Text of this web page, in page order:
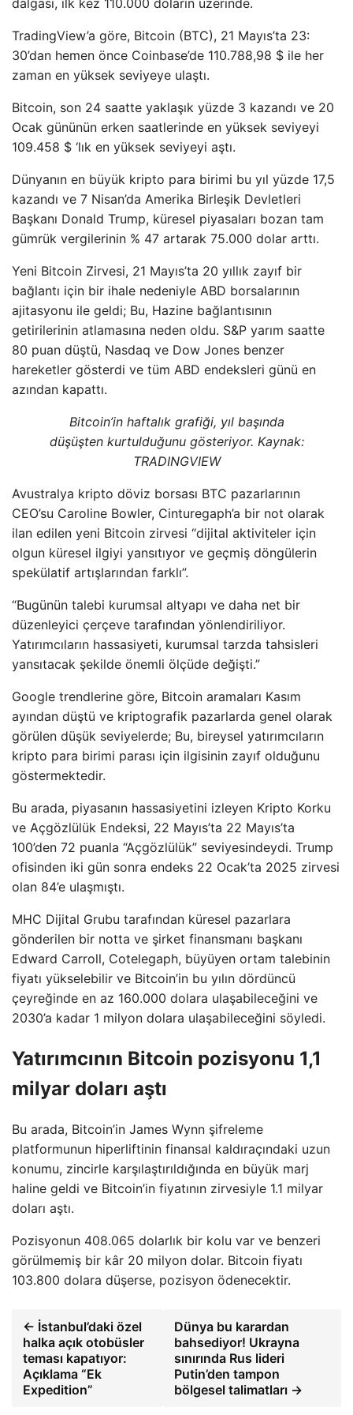
dalgası, ilk kez 110.000 doların üzerinde.
TradingView’a göre, Bitcoin (BTC), 21 Mayıs’ta 23:
30’dan hemen önce Coinbase’de 110.788,98 $ ile her
zaman en yüksek seviyeye ulaştı.
Bitcoin, son 24 saatte yaklaşık yüzde 3 kazandı ve 20
Ocak gününün erken saatlerinde en yüksek seviyeyi
109.458 $ ‘lık en yüksek seviyeyi aştı.
Dünyanın en büyük kripto para birimi bu yıl yüzde 17,5
kazandı ve 7 Nisan’da Amerika Birleşik Devletleri
Başkanı Donald Trump, küresel piyasaları bozan tam
gümrük vergilerinin % 47 artarak 75.000 dolar arttı.
Yeni Bitcoin Zirvesi, 21 Mayıs’ta 20 yıllık zayıf bir
bağlantı için bir ihale nedeniyle ABD borsalarının
ajitasyonu ile geldi; Bu, Hazine bağlantısının
getirilerinin atlamasına neden oldu. S&P yarım saatte
80 puan düştü, Nasdaq ve Dow Jones benzer
hareketler gösterdi ve tüm ABD endeksleri günü en
azından kapattı.
Bitcoin’in haftalık grafiği, yıl başında
düşüşten kurtulduğunu gösteriyor. Kaynak:
TRADINGVIEW
Avustralya kripto döviz borsası BTC pazarlarının
CEO’su Caroline Bowler, Cinturegaph’a bir not olarak
ilan edilen yeni Bitcoin zirvesi “dijital aktiviteler için
olgun küresel ilgiyi yansıtıyor ve geçmiş döngülerin
spekülatif artışlarından farklı”.
“Bugünün talebi kurumsal altyapı ve daha net bir
düzenleyici çerçeve tarafından yönlendiriliyor.
Yatırımcıların hassasiyeti, kurumsal tarzda tahsisleri
yansıtacak şekilde önemli ölçüde değişti.”
Google trendlerine göre, Bitcoin aramaları Kasım
ayından düştü ve kriptografik pazarlarda genel olarak
görülen düşük seviyelerde; Bu, bireysel yatırımcıların
kripto para birimi parası için ilgisinin zayıf olduğunu
göstermektedir.
Bu arada, piyasanın hassasiyetini izleyen Kripto Korku
ve Açgözlülük Endeksi, 22 Mayıs’ta 22 Mayıs’ta
100’den 72 puanla “Açgözlülük” seviyesindeydi. Trump
ofisinden iki gün sonra endeks 22 Ocak’ta 2025 zirvesi
olan 84’e ulaşmıştı.
MHC Dijital Grubu tarafından küresel pazarlara
gönderilen bir notta ve şirket finansmanı başkanı
Edward Carroll, Cotelegaph, büyüyen ortam talebinin
fiyatı yükselebilir ve Bitcoin’in bu yılın dördüncü
çeyreğinde en az 160.000 dolara ulaşabileceğini ve
2030’a kadar 1 milyon dolara ulaşabileceğini söyledi.
Yatırımcının Bitcoin pozisyonu 1,1
milyar doları aştı
Bu arada, Bitcoin’in James Wynn şifreleme
platformunun hiperliftinin finansal kaldıraçındaki uzun
konumu, zincirle karşılaştırıldığında en büyük marj
haline geldi ve Bitcoin’in fiyatının zirvesiyle 1.1 milyar
doları aştı.
Pozisyonun 408.065 dolarlık bir kolu var ve benzeri
görülmemiş bir kâr 20 milyon dolar. Bitcoin fiyatı
103.800 dolara düşerse, pozisyon ödenecektir.
← İstanbul’daki özel
halka açık otobüsler
teması kapatıyor:
Açıklama “Ek
Expedition”
Dünya bu karardan
bahsediyor! Ukrayna
sınırında Rus lideri
Putin’den tampon
bölgesel talimatları →